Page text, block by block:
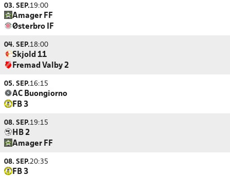
03. SEP.19:00
Amager FF
Østerbro IF
04. SEP.18:00
Skjold 11
Fremad Valby 2
05. SEP.16:15
AC Buongiorno
FB 3
08. SEP.19:15
HB 2
Amager FF
08. SEP.20:35
FB 3